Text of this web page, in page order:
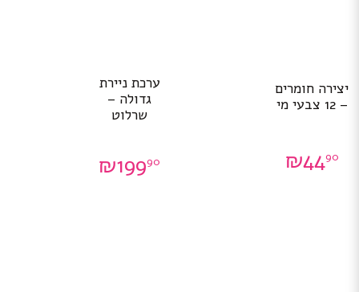
יצירה חומרים
– 12 צבעי מי
₪4490
ערכת ניירת
גדולה –
שרלוט
₪19990